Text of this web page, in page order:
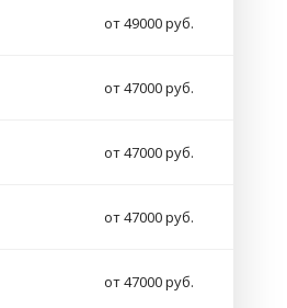
от 49000 руб.
от 47000 руб.
от 47000 руб.
от 47000 руб.
от 47000 руб.